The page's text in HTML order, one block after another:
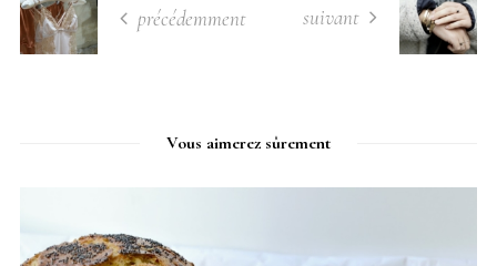
précédemment suivant
Vous aimerez sûrement